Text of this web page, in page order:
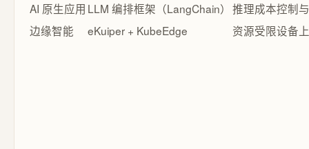
AI 原生应用 LLM 编排框架（LangChain） 推理成本控制
边缘智能
eKuiper + KubeEdge 资源受限设备